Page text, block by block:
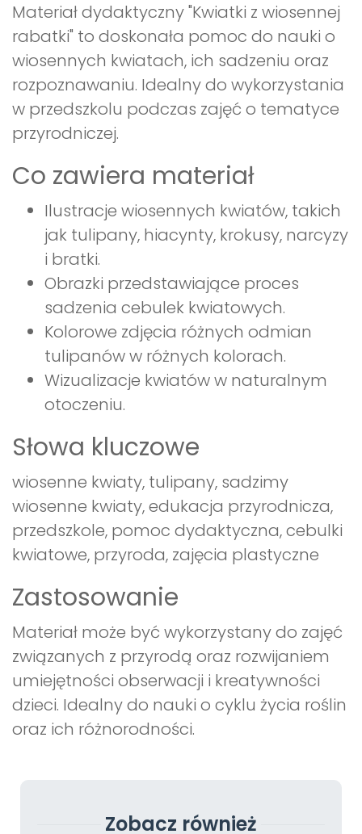
Materiał dydaktyczny "Kwiatki z wiosennej
rabatki" to doskonała pomoc do nauki o
wiosennych kwiatach, ich sadzeniu oraz
rozpoznawaniu. Idealny do wykorzystania
w przedszkolu podczas zajęć o tematyce
przyrodniczej.
Co zawiera materiał
Ilustracje wiosennych kwiatów, takich
jak tulipany, hiacynty, krokusy, narcyzy
i bratki.
Obrazki przedstawiające proces
sadzenia cebulek kwiatowych.
Kolorowe zdjęcia różnych odmian
tulipanów w różnych kolorach.
Wizualizacje kwiatów w naturalnym
otoczeniu.
Słowa kluczowe
wiosenne kwiaty, tulipany, sadzimy
wiosenne kwiaty, edukacja przyrodnicza,
przedszkole, pomoc dydaktyczna, cebulki
kwiatowe, przyroda, zajęcia plastyczne
Zastosowanie
Materiał może być wykorzystany do zajęć
związanych z przyrodą oraz rozwijaniem
umiejętności obserwacji i kreatywności
dzieci. Idealny do nauki o cyklu życia roślin
oraz ich różnorodności.
Zobacz również